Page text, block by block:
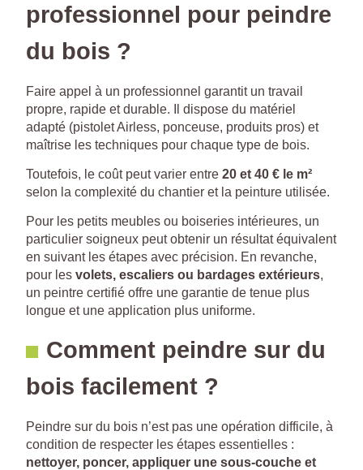
professionnel pour peindre
du bois ?
Faire appel à un professionnel garantit un travail
propre, rapide et durable. Il dispose du matériel
adapté (pistolet Airless, ponceuse, produits pros) et
maîtrise les techniques pour chaque type de bois.
Toutefois, le coût peut varier entre 20 et 40 € le m²
selon la complexité du chantier et la peinture utilisée.
Pour les petits meubles ou boiseries intérieures, un
particulier soigneux peut obtenir un résultat équivalent
en suivant les étapes avec précision. En revanche,
pour les volets, escaliers ou bardages extérieurs,
un peintre certifié offre une garantie de tenue plus
longue et une application plus uniforme.
Comment peindre sur du
bois facilement ?
Peindre sur du bois n’est pas une opération difficile, à
condition de respecter les étapes essentielles :
nettoyer, poncer, appliquer une sous-couche et